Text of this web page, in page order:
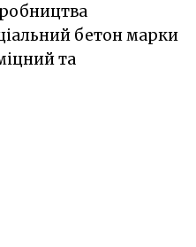
бетон марки
та